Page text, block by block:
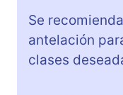
Se
antelación
clases